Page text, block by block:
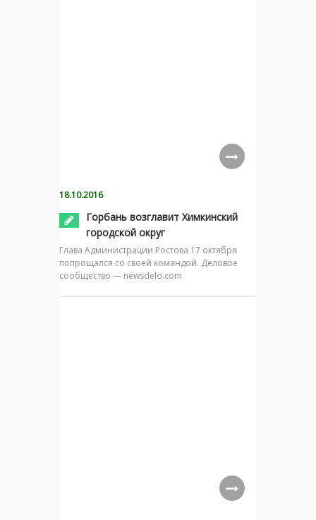
18.10.2016
Горбань возглавит Химкинский
городской округ
Глава Администрации Ростова 17 октября
попрощался со своей командой. Деловое
сообщество — newsdelo.com